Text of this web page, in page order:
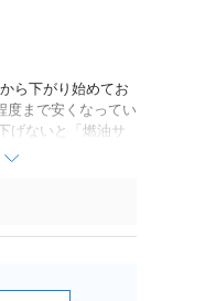
ら下がり始めてお
度まで安くなってい
げないと「燃油サ
すよ。